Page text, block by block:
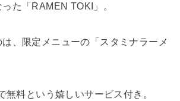
た「RAMEN TOKI」。
、限定メニューの「スタミナラーメ
無料という嬉しいサービス付き。